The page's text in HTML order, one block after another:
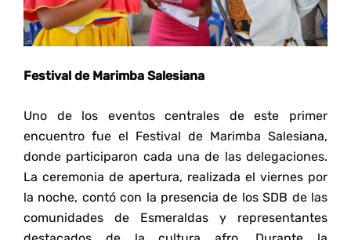
Festival de Marimba Salesiana
Uno de los eventos centrales de este primer
encuentro fue el Festival de Marimba Salesiana,
donde participaron cada una de las delegaciones.
La ceremonia de apertura, realizada el viernes por
la noche, contó con la presencia de los SDB de las
comunidades de Esmeraldas y representantes